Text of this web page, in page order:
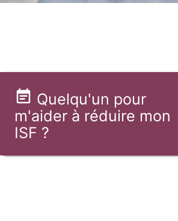
Quelqu'un pour
m'aider à réduire mon
ISF ?